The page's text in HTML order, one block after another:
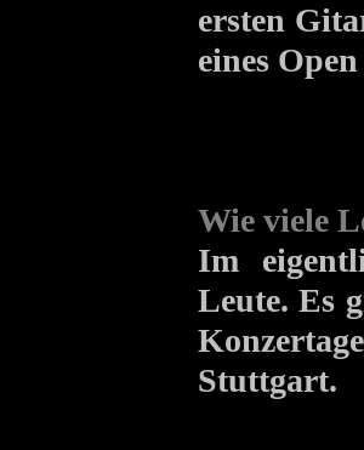
ersten
eines
Wie viele
Im
Leute. Es
Stuttgart.